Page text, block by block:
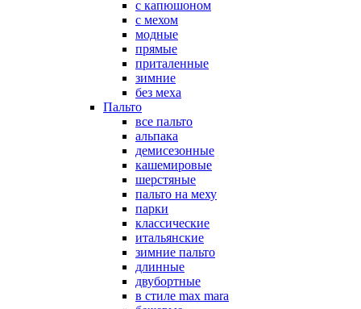
с капюшоном
с мехом
модные
прямые
приталенные
зимние
без меха
Пальто
все пальто
альпака
демисезонные
кашемировые
шерстяные
пальто на меху
парки
классические
итальянские
зимние пальто
длинные
двубортные
в стиле max mara